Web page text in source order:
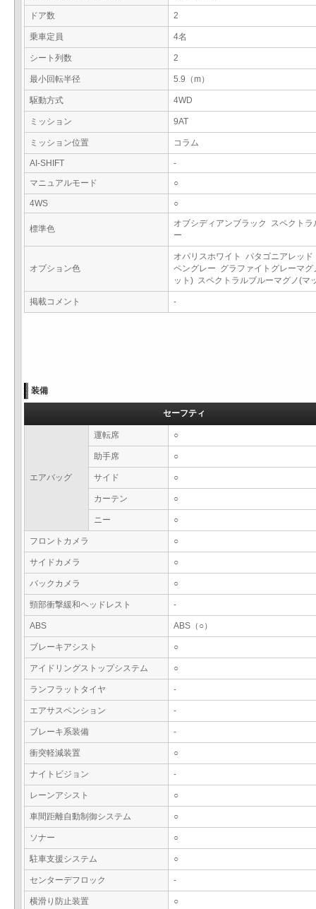
ドア数 2
乗車定員 4名
シート列数 2
最小回転半径 5.9（m）
駆動方式 4WD
ミッション 9AT
ミッション位置 コラム
AI-SHIFT
-
マニュアルモード
○
4WS ○
標準色
オブシディアンブラック スペクトラ
ー
オプション色
オパリスホワイト パタゴニアレッ
ペングレー グラファイトグレーマグ
ット) スペクトラルブルーマグノ(マ
掲載コメント -
装備
セーフティ
エアバッグ
運転席 ○
助手席 ○
サイド ○
カーテン ○
ニー ○
フロントカメラ ○
サイドカメラ ○
バックカメラ ○
頸部衝撃緩和ヘッドレスト -
ABS ABS（○）
ブレーキアシスト ○
アイドリングストップシステム ○
ランフラットタイヤ -
エアサスペンション -
ブレーキ系装備 -
衝突軽減装置 ○
ナイトビジョン -
レーンアシスト ○
車間距離自動制御システム ○
ソナー ○
駐車支援システム ○
センターデフロック -
横滑り防止装置 ○